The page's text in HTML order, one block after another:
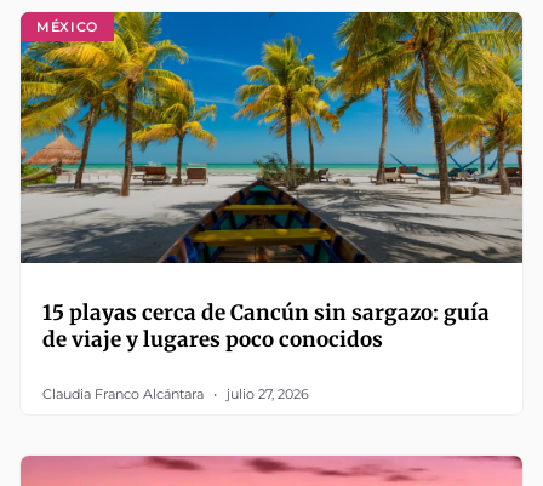
MÉXICO
15 playas cerca de Cancún sin sargazo: guía
de viaje y lugares poco conocidos
Claudia Franco Alcántara julio 27, 2026